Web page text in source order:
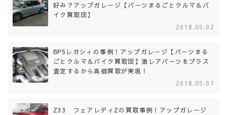
好み？アップガレージ【パーツまるごとクルマ＆バ
イク買取団】
2018.05.02
BP5レガシィの事例！アップガレージ【パーツまる
ごとクルマ＆バイク買取団】激レアパーツをプラス
査定するから高価買取が実現！
2018.05.07
Z33 フェアレディZの買取事例！アップガレージ